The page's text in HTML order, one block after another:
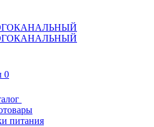
0
питания